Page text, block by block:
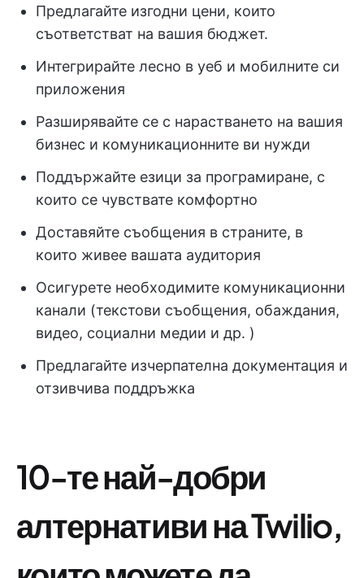
Предлагайте изгодни цени, които
съответстват на вашия бюджет.
Интегрирайте лесно в уеб и мобилните си
приложения
Разширявайте се с нарастването на вашия
бизнес и комуникационните ви нужди
Поддържайте езици за програмиране, с
които се чувствате комфортно
Доставяйте съобщения в страните, в
които живее вашата аудитория
Осигурете необходимите комуникационни
канали (текстови съобщения, обаждания,
видео, социални медии и др. )
Предлагайте изчерпателна документация и
отзивчива поддръжка
10-те най-добри
алтернативи на Twilio,